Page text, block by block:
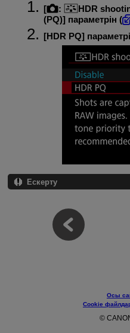
[ : HDR
(PQ)] параметрін (
[HDR PQ]
Ескерту
Осы
Cookie
©